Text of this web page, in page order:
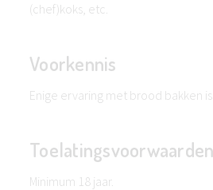
(chef)koks, etc.
Voorkennis
Enige ervaring met brood bakken
Toelatingsvoorwaarden
Minimum 18 jaar.